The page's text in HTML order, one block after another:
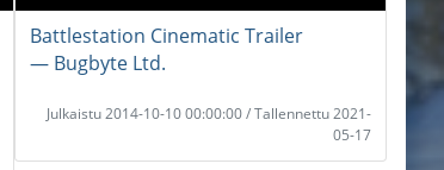
Battlestation Cinematic Trailer
― Bugbyte Ltd.
Julkaistu 2014-10-10 00:00:00 / Tallennettu 2021-
05-17